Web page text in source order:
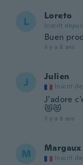
L Loreto
Inscrit
Buen
il y a 6 ans
J Julien
Inscrit
J’adore
😻😻
il y a 6 ans
M Margaux
Inscrit